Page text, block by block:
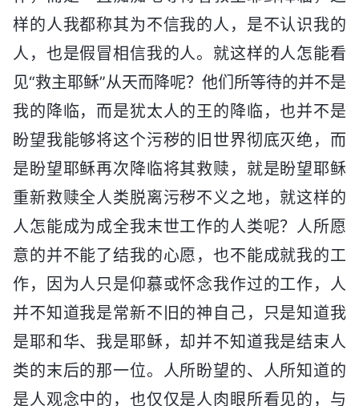
样的人我都称其为不信我的人，是不认识我的
人，也是假冒相信我的人。就这样的人怎能看
见“救主耶稣”从天而降呢？他们所等待的并不是
我的降临，而是犹太人的王的降临，也并不是
盼望我能够将这个污秽的旧世界彻底灭绝，而
是盼望耶稣再次降临将其救赎，就是盼望耶稣
重新救赎全人类脱离污秽不义之地，就这样的
人怎能成为成全我末世工作的人类呢？人所愿
意的并不能了结我的心愿，也不能成就我的工
作，因为人只是仰慕或怀念我作过的工作，人
并不知道我是常新不旧的神自己，只是知道我
是耶和华、我是耶稣，却并不知道我是结束人
类的末后的那一位。人所盼望的、人所知道的
是人观念中的，也仅仅是人肉眼所看见的，与